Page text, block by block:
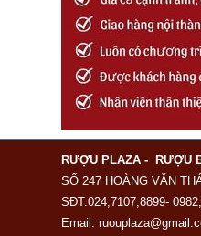
RƯỢU PLAZA - RƯỢU
SỐ 247 HOÀNG VĂN
SĐT:024,7107,8899-
Email: